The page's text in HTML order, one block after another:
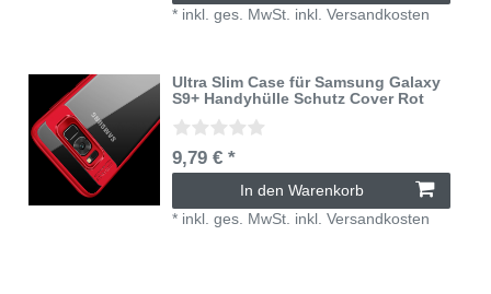
* inkl. ges. MwSt. inkl.Versandkosten
Ultra Slim Case für Samsung Galaxy
S9+ Handyhülle Schutz Cover Rot
9,79 € *
In den Warenkorb
* inkl. ges. MwSt. inkl.Versandkosten